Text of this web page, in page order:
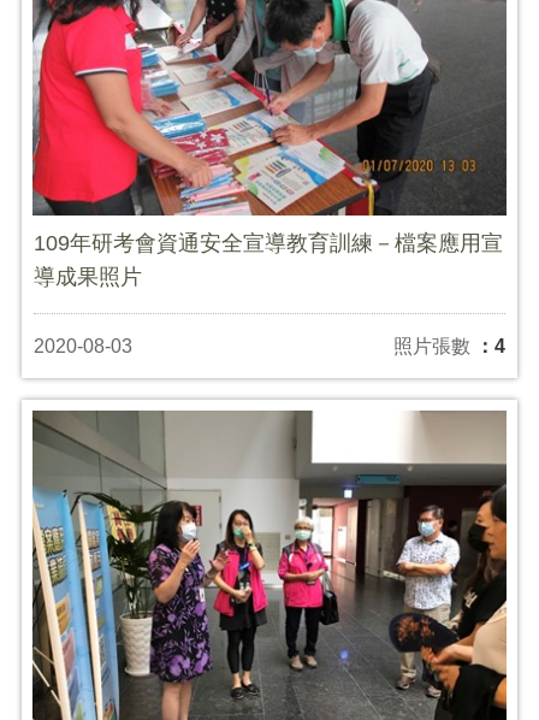
109年研考會資通安全宣導教育訓練－檔案應用宣
導成果照片
2020-08-03 照片張數 ：4